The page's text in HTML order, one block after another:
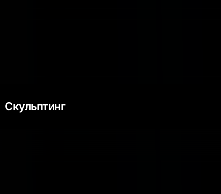
Скульптинг